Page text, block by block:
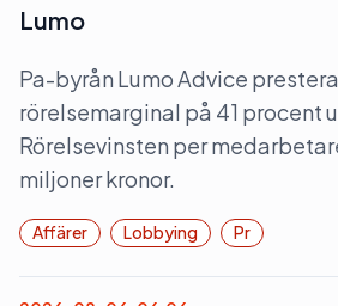
Lumo
Pa-byrån Lumo Advice
rörelsemarginal på 41 procent
Rörelsevinsten per
miljoner kronor.
Affärer Lobbying Pr